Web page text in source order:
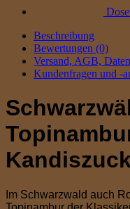
Beschreibung
Bewertungen (0)
Versand, AGB,
Kundenfragen und -
Im Schwarzwald auch